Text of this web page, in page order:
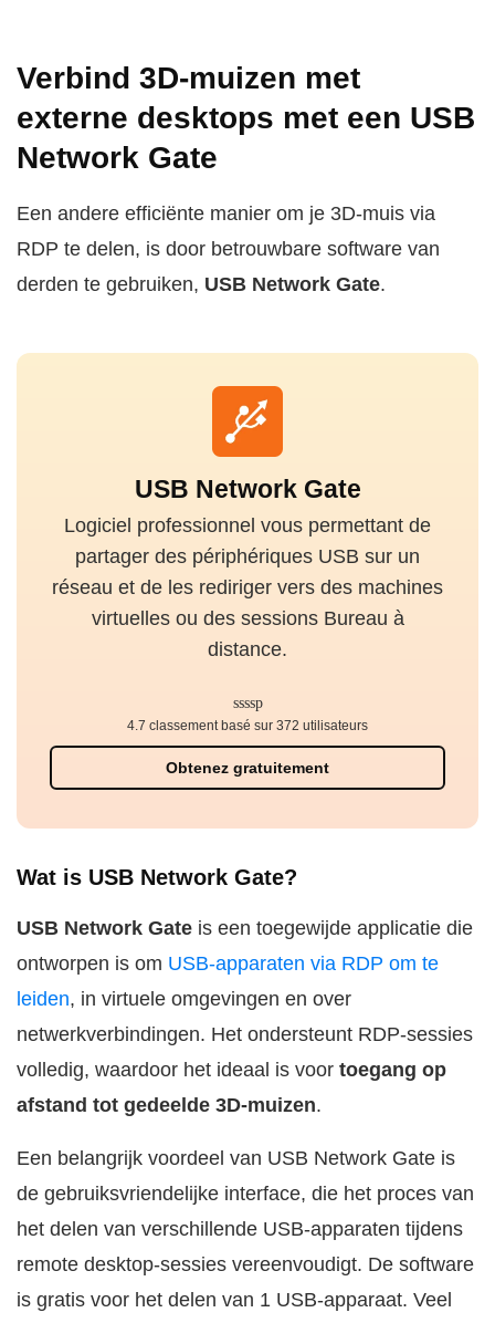
Verbind 3D-muizen met
externe desktops met een USB
Network Gate
Een andere efficiënte manier om je 3D-muis via
RDP te delen, is door betrouwbare software van
derden te gebruiken, USB Network Gate.
USB Network Gate
Logiciel professionnel vous permettant de
partager des périphériques USB sur un
réseau et de les rediriger vers des machines
virtuelles ou des sessions Bureau à
distance.
Obtenez gratuitement
4.7 classement basé sur 372 utilisateurs
Wat is USB Network Gate?
USB Network Gate is een toegewijde applicatie die
ontworpen is om USB-apparaten via RDP om te
leiden, in virtuele omgevingen en over
netwerkverbindingen. Het ondersteunt RDP-sessies
volledig, waardoor het ideaal is voor toegang op
afstand tot gedeelde 3D-muizen.
Een belangrijk voordeel van USB Network Gate is
de gebruiksvriendelijke interface, die het proces van
het delen van verschillende USB-apparaten tijdens
remote desktop-sessies vereenvoudigt. De software
is gratis voor het delen van 1 USB-apparaat. Veel